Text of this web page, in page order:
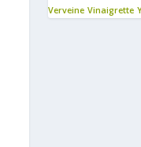
Verveine Vinaigrette